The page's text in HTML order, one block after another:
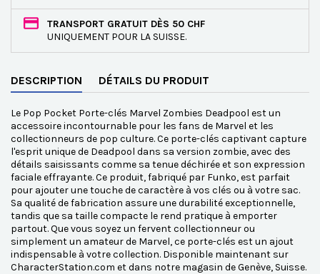
TRANSPORT GRATUIT DÈS 50 CHF
UNIQUEMENT POUR LA SUISSE.
DESCRIPTION DÉTAILS DU PRODUIT
Le Pop Pocket Porte-clés Marvel Zombies Deadpool est un
accessoire incontournable pour les fans de Marvel et les
collectionneurs de pop culture. Ce porte-clés captivant capture
l'esprit unique de Deadpool dans sa version zombie, avec des
détails saisissants comme sa tenue déchirée et son expression
faciale effrayante. Ce produit, fabriqué par Funko, est parfait
pour ajouter une touche de caractère à vos clés ou à votre sac.
Sa qualité de fabrication assure une durabilité exceptionnelle,
tandis que sa taille compacte le rend pratique à emporter
partout. Que vous soyez un fervent collectionneur ou
simplement un amateur de Marvel, ce porte-clés est un ajout
indispensable à votre collection. Disponible maintenant sur
CharacterStation.com et dans notre magasin de Genève, Suisse.